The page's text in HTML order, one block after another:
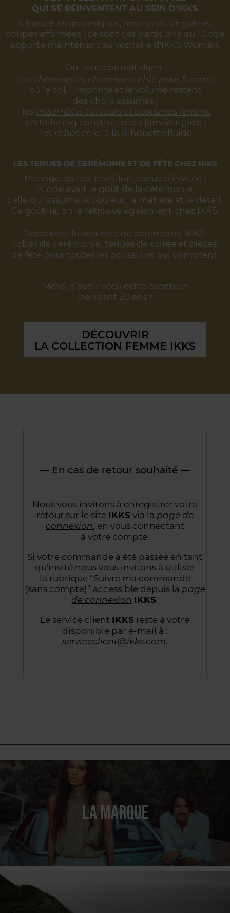
QUI SE RÉINVENTENT AU SEIN D'IKKS
Silhouettes graphiques, imprimés singuliers,
coupes affirmées : ce sont ces partis pris qu'I.Code
apporte maintenant au vestiaire d'IKKS Women.
On les reconnaît dans :
• les chemises et chemisiers chic pour femme,
où le col, l'imprimé et le volume restent
des choix assumés ;
• les ensembles tailleurs et costumes femme,
un tailoring construit mais jamais rigide ;
• les robes chic, à la silhouette fluide.
LES TENUES DE CÉRÉMONIE ET DE FÊTE CHEZ IKKS
Mariage, soirée, réveillon, tenue d'invitée :
I.Code avait le goût de la cérémonie,
celle qui assume la couleur, la matière et le détail.
Ce goût-là, on le retrouve également chez IKKS.
Découvrez le vestiaire de cérémonie IKKS:
robes de cérémonie, tenues de soirée et pièces
de fête pour toutes les occasions qui comptent.
Merci d’avoir vécu cette aventure
pendant 20 ans !
DÉCOUVRIR
LA COLLECTION FEMME IKKS
— En cas de retour souhaité —
Nous vous invitons à enregistrer votre
retour sur le site IKKS via la page de
connexion, en vous connectant
à votre compte.
Si votre commande a été passée en tant
qu'invité nous vous invitons à utiliser
la rubrique “Suivre ma commande
(sans compte)” accessible depuis la page
de connexion IKKS.
Le service client IKKS reste à votre
disponible par e-mail à :
serviceclient@ikks.com.
LA MARQUE